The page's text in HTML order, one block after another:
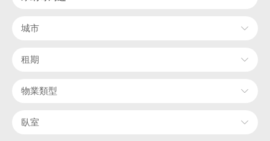
城市
租期
物業類型
臥室